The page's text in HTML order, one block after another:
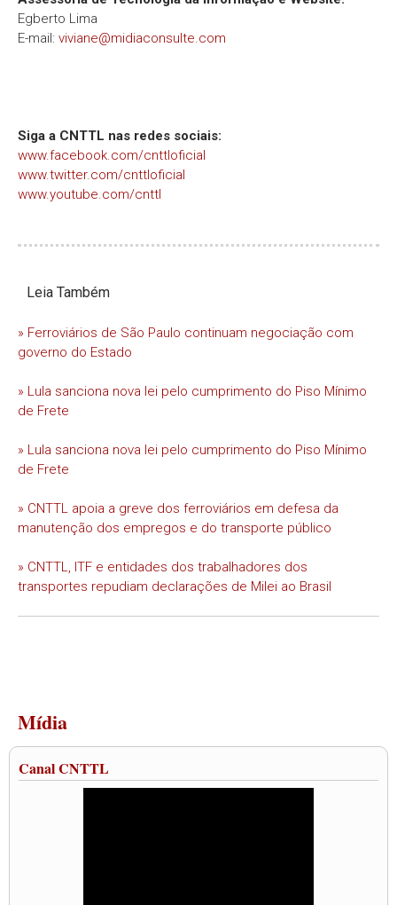
Egberto Lima
E-mail: viviane@midiaconsulte.com
Siga a CNTTL nas redes sociais:
www.facebook.com/cnttloficial
www.twitter.com/cnttloficial
www.youtube.com/cnttl
Leia Também
» Ferroviários de São Paulo continuam negociação com
governo do Estado
» Lula sanciona nova lei pelo cumprimento do Piso Mínimo
de Frete
» Lula sanciona nova lei pelo cumprimento do Piso Mínimo
de Frete
» CNTTL apoia a greve dos ferroviários em defesa da
manutenção dos empregos e do transporte público
» CNTTL, ITF e entidades dos trabalhadores dos
transportes repudiam declarações de Milei ao Brasil
Mídia
Canal CNTTL